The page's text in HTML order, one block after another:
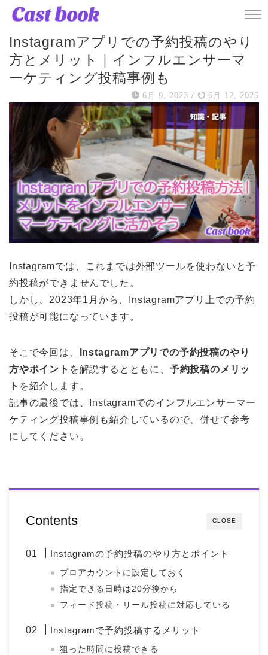
ハウツー・使い方
Instagramアプリでの予約投稿のやり
方とメリット｜インフルエンサーマ
ーケティング投稿事例も
6月 9, 2023 / 6月 12, 2025
Instagramでは、これまでは外部ツールを使わないと予
約投稿ができませんでした。
しかし、2023年1月から、Instagramアプリ上での予約
投稿が可能になっています。
そこで今回は、
Instagramアプリでの予約投稿のやり
方やポイント を解説するとともに、 予約投稿のメリッ
ト を紹介します。
記事の最後では、Instagramでのインフルエンサーマー
ケティング投稿事例も紹介しているので、併せて参考
にしてください。
CLOSE
Contents
Instagramの予約投稿のやり方とポイント
プロアカウントに設定しておく
指定できる日時は20分後から
フィード投稿・リール投稿に対応している
Instagramで予約投稿するメリット
狙った時間に投稿できる